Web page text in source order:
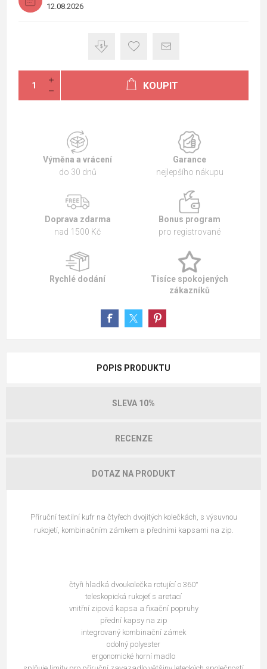
12.08.2026
KOUPIT
Výměna a vrácení
do 30 dnů
Garance
nejlepšího nákupu
Doprava zdarma
nad 1500 Kč
Bonus program
pro registrované
Rychlé dodání
Tisíce spokojených
zákazníků
POPIS PRODUKTU
SLEVA 10%
RECENZE
DOTAZ NA PRODUKT
Příruční textilní kufr na čtyřech dvojitých kolečkách, s výsuvnou
rukojetí, kombinačním zámkem a předními kapsami na zip.
čtyři hladká dvoukolečka rotující o 360°
teleskopická rukojeť s aretací
vnitřní zipová kapsa a fixační popruhy
přední kapsy na zip
integrovaný kombinační zámek
odolný polyester
ergonomické horní madlo